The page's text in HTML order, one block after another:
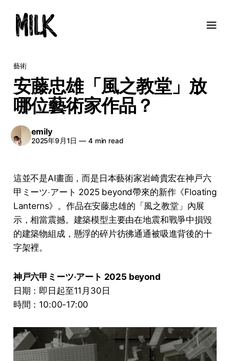
藝術
安藤忠雄「風之教堂」放
哪位藝術家作品？
emily
2025年9月1日 —4 min read
這並不是AI畫面，而是日本藝術家岩崎貴宏在神戸六
甲ミーツ‧アート 2025 beyond帶來的新作《Floating
Lanterns》。作品在安藤忠雄的「風之教堂」內展
示，相當震撼。建築模型主要由在地震和戰爭中損毀
的建築物組成，懸浮的碎片彷彿通通被吸進背後的十
字架裡。
神戸六甲ミーツ‧アート 2025 beyond
日期：即日起至11月30日
時間：10:00-17:00